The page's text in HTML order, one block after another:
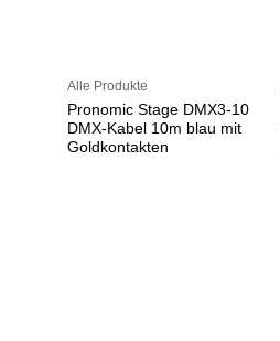
Alle Produkte
Pronomic Stage DMX3-10
DMX-Kabel 10m blau mit
Goldkontakten